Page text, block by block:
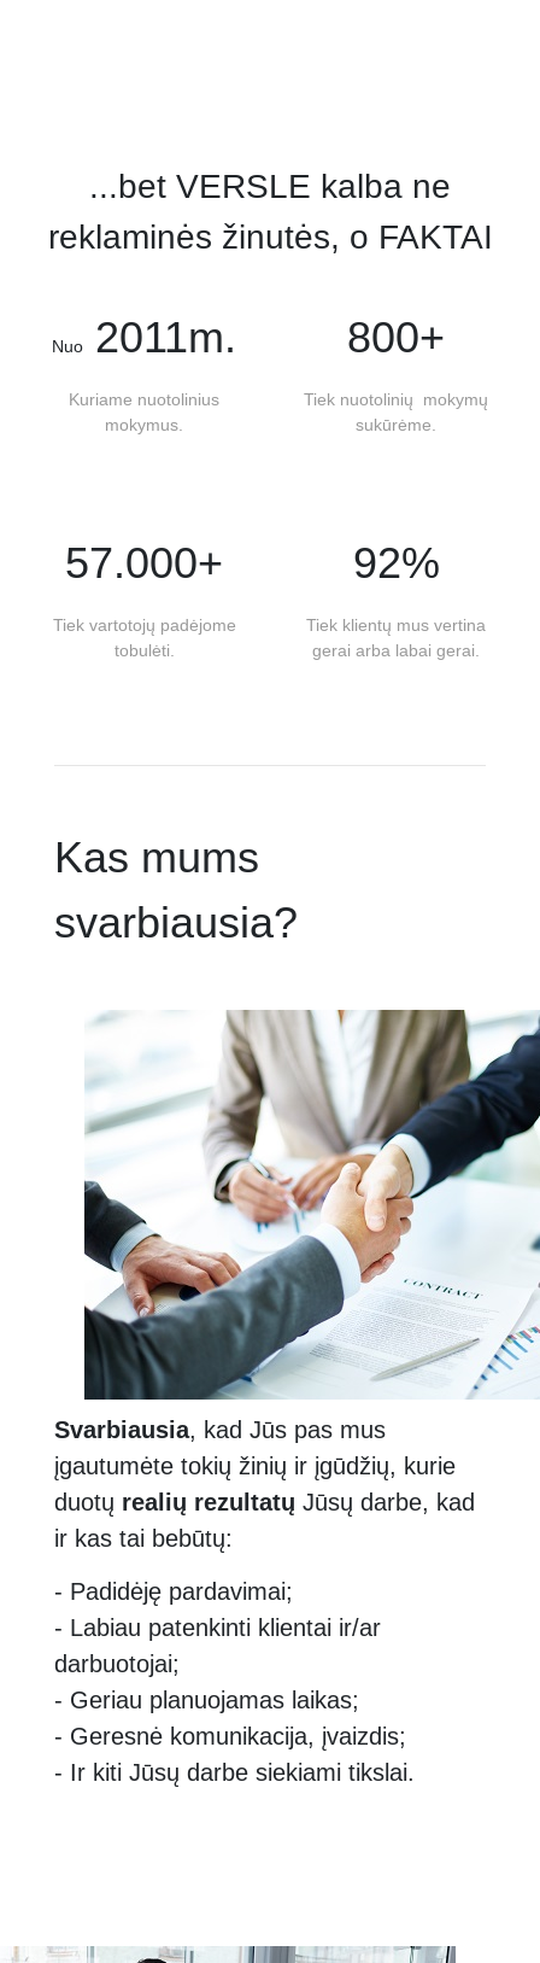
...bet VERSLE kalba ne
reklaminės žinutės, o FAKTAI
Nuo 2011m.
Kuriame nuotolinius
mokymus.
800+
Tiek nuotolinių mokymų
sukūrėme.
57.000+
Tiek vartotojų padėjome
tobulėti.
92%
Tiek klientų mus vertina
gerai arba labai gerai.
Kas mums
svarbiausia?
Svarbiausia, kad Jūs pas mus
įgautumėte tokių žinių ir įgūdžių, kurie
duotų realių rezultatų Jūsų darbe, kad
ir kas tai bebūtų:
- Padidėję pardavimai;
- Labiau patenkinti klientai ir/ar
darbuotojai;
- Geriau planuojamas laikas;
- Geresnė komunikacija, įvaizdis;
- Ir kiti Jūsų darbe siekiami tikslai.